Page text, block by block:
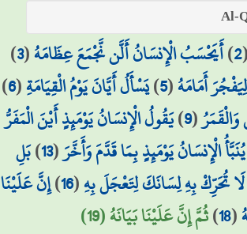
2
)أَيَحْسَبُ الْإِنسَانُ أَلَّن نَّجْمَعَ عِظَامَهُ(
3
)
أَمَامَهُ(
5
)يَسْأَلُ أَيَّانَ يَوْمُ الْقِيَامَةِ(
6
)
(
9
)يَقُولُ الْإِنسَانُ يَوْمَئِذٍ أَيْنَ الْمَفَرُّ
يُنَبَّأُ الْإِنسَانُ يَوْمَئِذٍ بِمَا قَدَّمَ وَأَخَّرَ(
13
)بَلِ
لَا تُحَرِّكْ بِهِ لِسَانَكَ لِتَعْجَلَ بِهِ(
16
)إِنَّ عَلَيْنَا
(
18
)ثُمَّ إِنَّ عَلَيْنَا بَيَانَهُ (19)